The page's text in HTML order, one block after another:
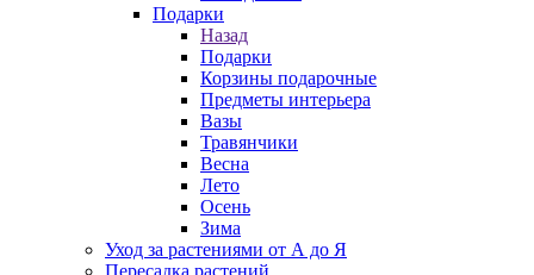
Подарки
Назад
Подарки
Корзины подарочные
Предметы интерьера
Вазы
Травянчики
Весна
Лето
Осень
Зима
Уход за растениями от А до Я
Пересадка растений